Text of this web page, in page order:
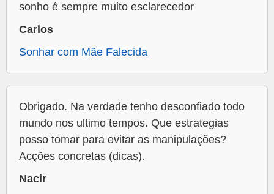
sonho é sempre muito esclarecedor
Carlos
Sonhar com Mãe Falecida
Obrigado. Na verdade tenho desconfiado todo
mundo nos ultimo tempos. Que estrategias
posso tomar para evitar as manipulações?
Acções concretas (dicas).
Nacir